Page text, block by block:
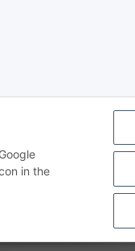
in the